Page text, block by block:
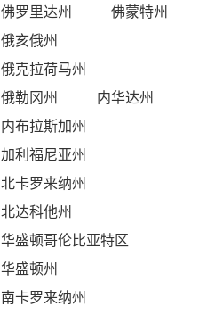
佛罗里达州
佛蒙特州
俄亥俄州
俄克拉荷马州
俄勒冈州
内华达州
内布拉斯加州
加利福尼亚州
北卡罗来纳州
北达科他州
华盛顿哥伦比亚特区
华盛顿州
南卡罗来纳州